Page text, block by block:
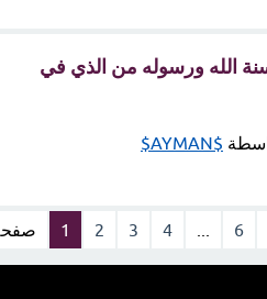
الله ورسوله من الذي في
$AYMAN$
1 2 3 4 6